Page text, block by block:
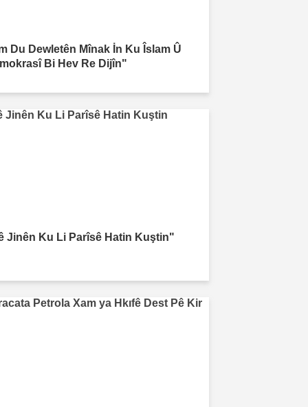
Du Dewletên Mînak İn Ku Îslam Û
Bi Hev Re Dijîn"
Jinên Ku Li Parîsê Hatin Kuştin"